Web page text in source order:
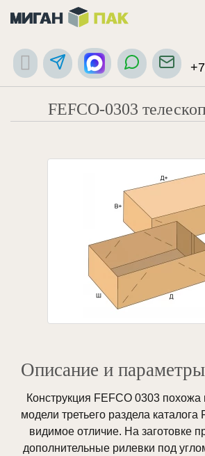
FEFCO-0303
Описание и
Конструкция FEFCO 0303
модели третьего раздела
видимое отличие. На заготовке
дополнительные рилевки под